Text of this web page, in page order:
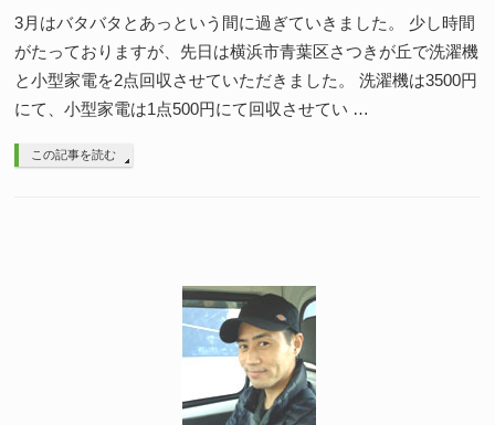
3月はバタバタとあっという間に過ぎていきました。 少し時間
がたっておりますが、先日は横浜市青葉区さつきが丘で洗濯機
と小型家電を2点回収させていただきました。 洗濯機は3500円
にて、小型家電は1点500円にて回収させてい …
この記事を読む